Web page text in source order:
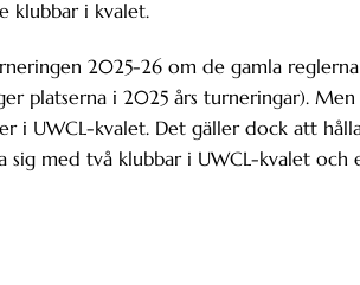
klubbar i kvalet.
2025-26 om de gamla reglerna
platserna i 2025 års turneringar). Men
i UWCL-kvalet. Det gäller dock att
med två klubbar i UWCL-kvalet och